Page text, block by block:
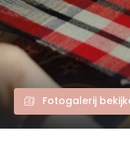
Fotogalerij